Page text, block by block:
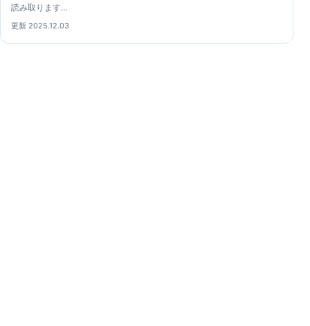
読み取ります…
更新 2025.12.03